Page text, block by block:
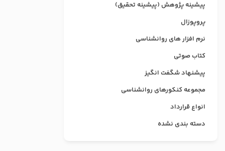
پیشینه پژوهش (پیشینه تحقیق)
پروپوزال
نرم افزار های روانشناسی
کتاب صوتی
پیشنهاد شگفت انگیز
مجموعه کنکورهای روانشناسی
انواع قرارداد
دسته بندی نشده